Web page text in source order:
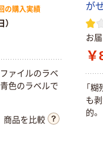
の購入実績
）
ァイルのラベ
色のラベルで
商品を比較
が
お
￥
「
も
的。